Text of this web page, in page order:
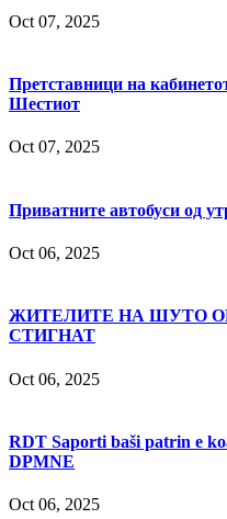
Oct 07, 2025
Претставници на
Шестиот
Oct 07, 2025
Приватните автобуси од
Oct 06, 2025
ЖИТЕЛИТЕ НА ШУТО
СТИГНАТ
Oct 06, 2025
RDT Saporti baši patrin e
DPMNE
Oct 06, 2025